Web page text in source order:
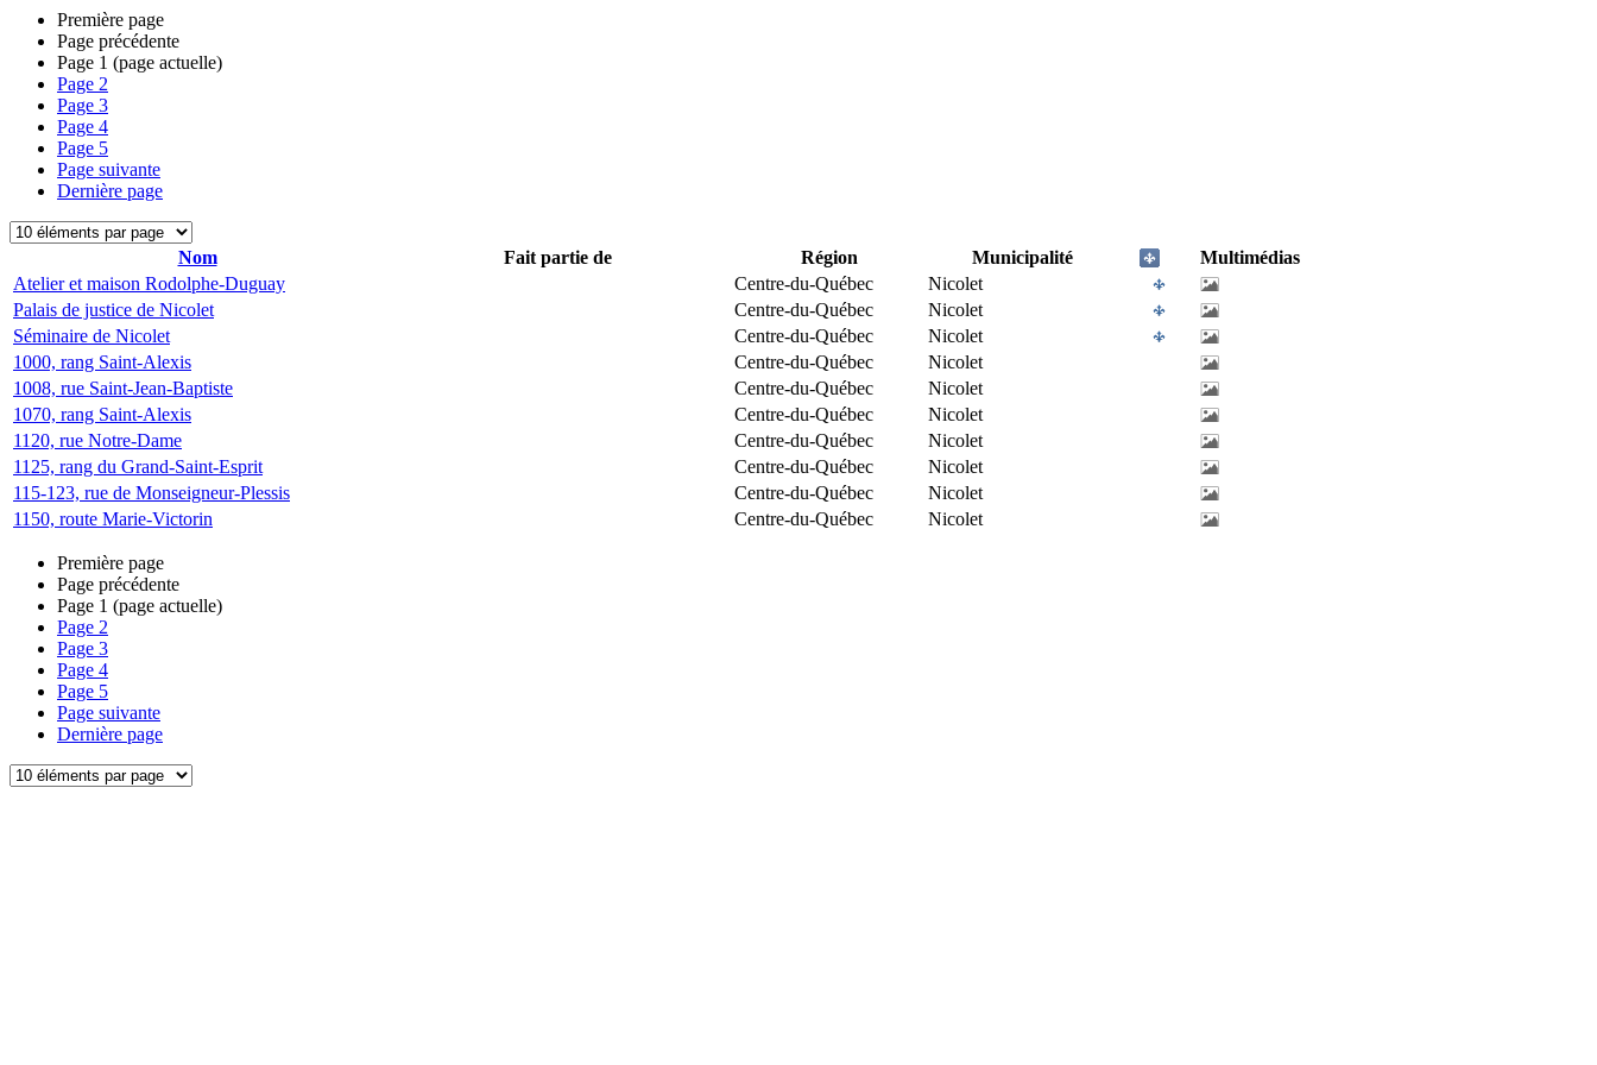
Première page
Page précédente
Page 1 (page actuelle)
Page 2
Page 3
Page 4
Page 5
Page suivante
Dernière page
Nom Fait partie de Région Municipalité
Multimédias
Atelier et maison Rodolphe-Duguay
Centre-du-Québec
Nicolet
Palais de justice de Nicolet
Centre-du-Québec
Nicolet
Séminaire de Nicolet
Centre-du-Québec
Nicolet
1000, rang Saint-Alexis
Centre-du-Québec
Nicolet
1008, rue Saint-Jean-Baptiste
Centre-du-Québec
Nicolet
1070, rang Saint-Alexis
Centre-du-Québec
Nicolet
1120, rue Notre-Dame
Centre-du-Québec
Nicolet
1125, rang du Grand-Saint-Esprit
Centre-du-Québec
Nicolet
115-123, rue de Monseigneur-Plessis
Centre-du-Québec
Nicolet
1150, route Marie-Victorin
Centre-du-Québec Nicolet
Première page
Page précédente
Page 1 (page actuelle)
Page 2
Page 3
Page 4
Page 5
Page suivante
Dernière page